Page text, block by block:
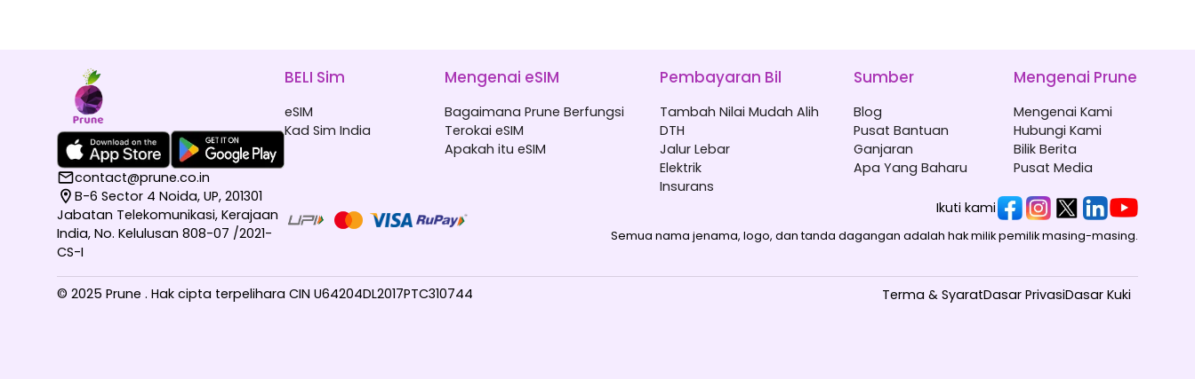
contact@prune.co.in
B-6 Sector 4 Noida, UP, 201301
Jabatan Telekomunikasi, Kerajaan
India, No. Kelulusan 808-07 /2021-
CS-I
BELI Sim
eSIM
Kad Sim India
Mengenai eSIM
Bagaimana Prune Berfungsi
Terokai eSIM
Apakah itu eSIM
Pembayaran Bil
Tambah Nilai Mudah Alih
DTH
Jalur Lebar
Elektrik
Insurans
Sumber
Blog
Pusat Bantuan
Ganjaran
Apa Yang Baharu
Mengenai Prune
Mengenai Kami
Hubungi Kami
Bilik Berita
Pusat Media
Ikuti kami
Semua nama jenama, logo, dan tanda dagangan adalah hak milik pemilik masing-masing.
© 2025 Prune . Hak cipta terpelihara CIN U64204DL2017PTC310744 Terma & SyaratDasar PrivasiDasar Kuki